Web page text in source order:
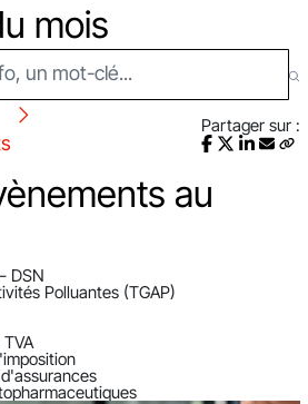
mois
Partager sur :
au
DSN
Polluantes (TGAP)